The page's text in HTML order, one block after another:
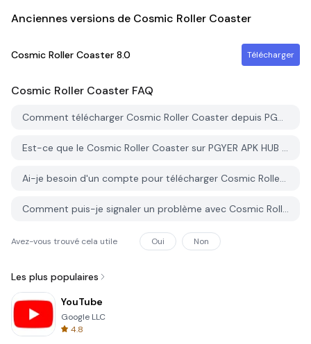
Anciennes versions de Cosmic Roller Coaster
Cosmic Roller Coaster 8.0 Télécharger
Cosmic Roller Coaster FAQ
Comment télécharger Cosmic Roller Coaster depuis PGYER APK HUB?
Est-ce que le Cosmic Roller Coaster sur PGYER APK HUB est gratuit?
Ai-je besoin d'un compte pour télécharger Cosmic Roller Coaster depuis PGYER APK HUB?
Comment puis-je signaler un problème avec Cosmic Roller Coaster sur PGYER APK HUB?
Avez-vous trouvé cela utile Oui Non
Les plus populaires
YouTube
Google LLC
4.8